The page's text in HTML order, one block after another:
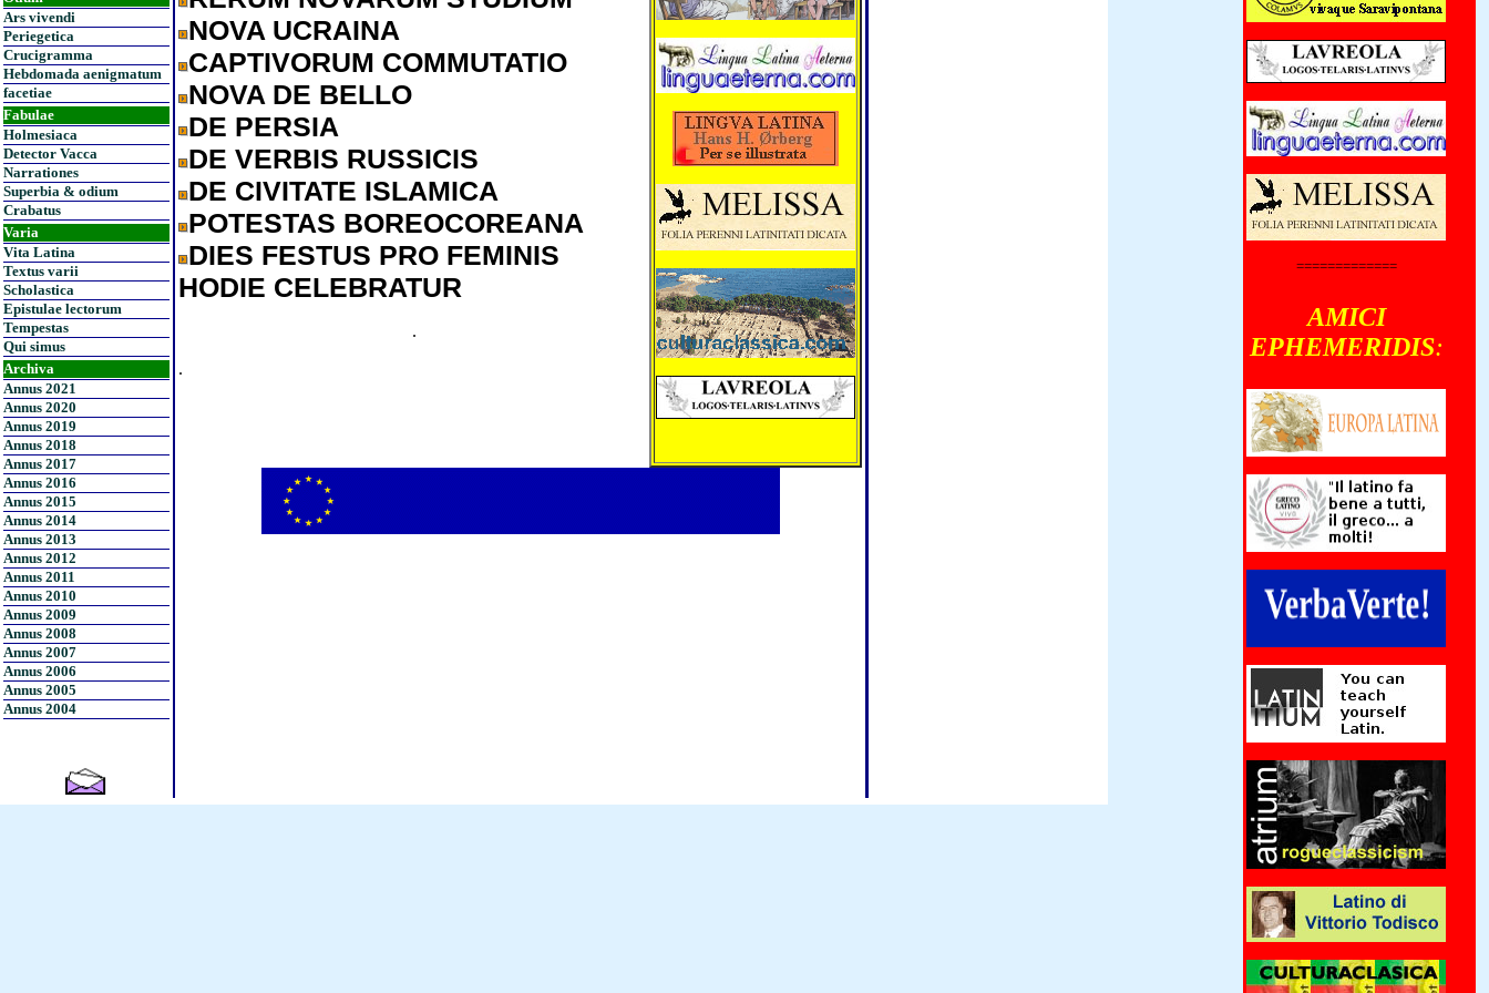
Ars vivendi
Periegetica
Crucigramma
Hebdomada aenigmatum
facetiae
Fabulae
Holmesiaca
Detector Vacca
Narrationes
Superbia & odium
Crabatus
Varia
Vita Latina
Textus varii
Scholastica
Epistulae lectorum
Tempestas
Qui simus
Archiva
Annus 2021
Annus 2020
Annus 2019
Annus 2018
Annus 2017
Annus 2016
Annus 2015
Annus 2014
Annus 2013
Annus 2012
Annus 2011
Annus 2010
Annus 2009
Annus 2008
Annus 2007
Annus 2006
Annus 2005
Annus 2004
NOVA UCRAINA
CAPTIVORUM COMMUTATIO
NOVA DE BELLO
DE PERSIA
DE VERBIS RUSSICIS
DE CIVITATE ISLAMICA
POTESTAS BOREOCOREANA
DIES FESTUS PRO FEMINIS
HODIE CELEBRATUR
.
.
=============
AMICI
EPHEMERIDIS: